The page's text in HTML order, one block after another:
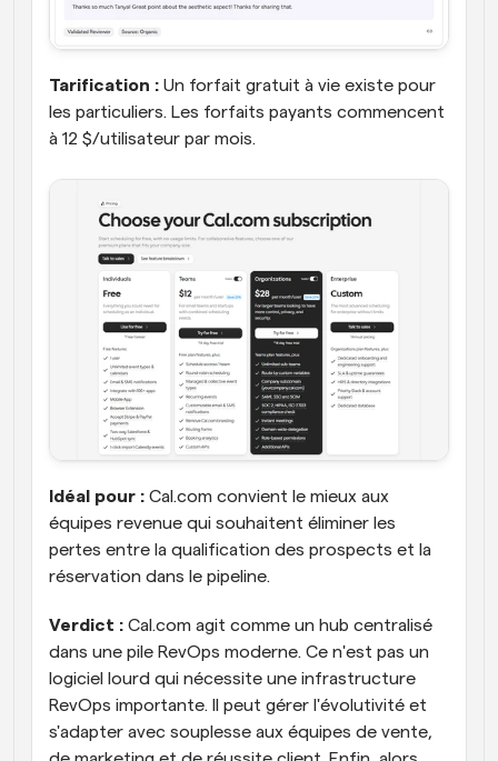
Tarification : Un forfait gratuit à vie existe pour
les particuliers. Les forfaits payants commencent
à 12 $/utilisateur par mois.
Idéal pour : Cal.com convient le mieux aux
équipes revenue qui souhaitent éliminer les
pertes entre la qualification des prospects et la
réservation dans le pipeline.
Verdict : Cal.com agit comme un hub centralisé
dans une pile RevOps moderne. Ce n'est pas un
logiciel lourd qui nécessite une infrastructure
RevOps importante. Il peut gérer l'évolutivité et
s'adapter avec souplesse aux équipes de vente,